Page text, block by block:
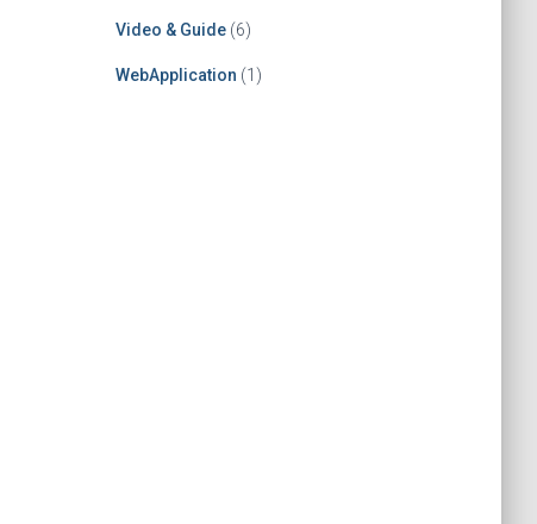
Video & Guide(6)
WebApplication (1)